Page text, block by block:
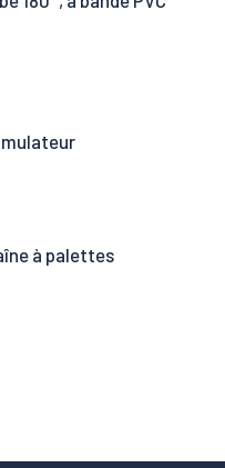
à palettes